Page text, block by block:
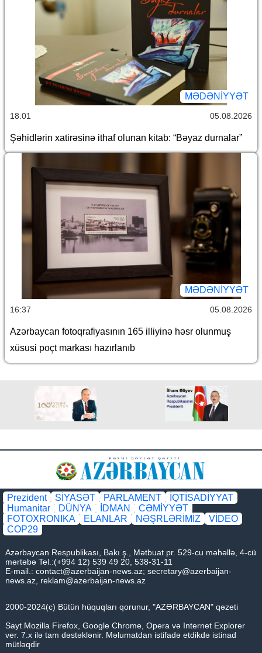
MƏDƏNIYYƏT
18:01 05.08.2026
Şəhidlərin xatirəsinə ithaf olunan kitab: “Bəyaz durnalar”
MƏDƏNIYYƏT
16:37 05.08.2026
Azərbaycan fotoqrafiyasının 165 illiyinə həsr olunmuş
xüsusi poçt markası hazırlanıb
Prezident SİYASƏT PARLAMENT
İQTİSADİYYAT
Humanitar
DÜNYA İDMAN
CƏMİYYƏT
FOTOXRONIKA
ELANLAR NƏŞRLƏRİMİZ
VİDEO
COP29
Azərbaycan Respublikası, Bakı ş., Mətbuat pr. 529-cu məhəllə, 4-cü
mərtəbə Tel.:(+994 12) 539 49 20, 538-31-11
E-mail.: contact@azerbaijan-news.az; secretary@azerbaijan-
news.az, reklam@azerbaijan-news.az
2000-2024(c) Bütün hüquqları qorunur, "AZƏRBAYCAN" qəzeti
Sayt Mozilla Firefox, Google Chrome, Opera və Internet Explorer
ver. 7.x ilə tam dəstəklənir. Məlumatdan istifadə etdikdə istinad
mütləqdir